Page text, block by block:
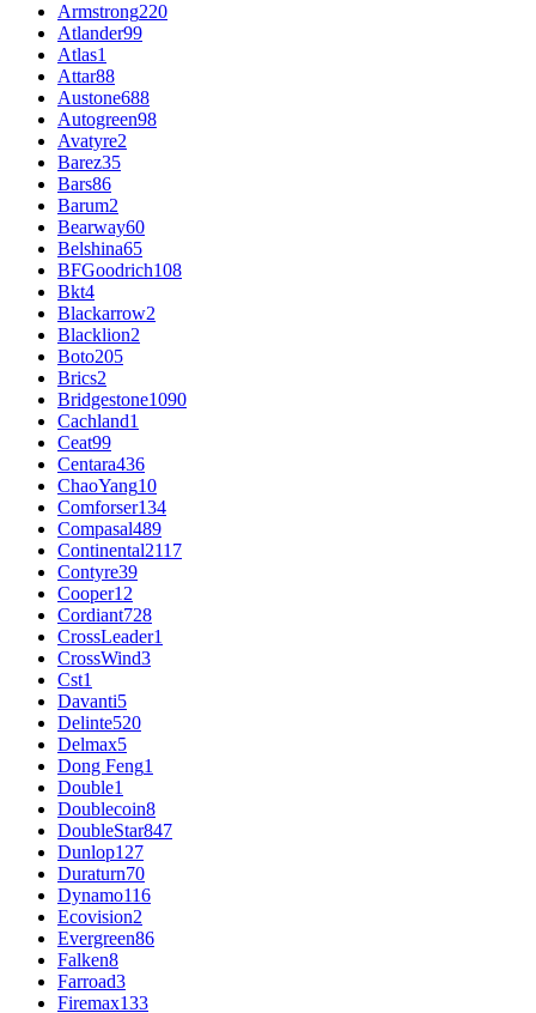
Armstrong220
Atlander99
Atlas1
Attar88
Austone688
Autogreen98
Avatyre2
Barez35
Bars86
Barum2
Bearway60
Belshina65
BFGoodrich108
Bkt4
Blackarrow2
Blacklion2
Boto205
Brics2
Bridgestone1090
Cachland1
Ceat99
Centara436
ChaoYang10
Comforser134
Compasal489
Continental2117
Contyre39
Cooper12
Cordiant728
CrossLeader1
CrossWind3
Cst1
Davanti5
Delinte520
Delmax5
Dong Feng1
Double1
Doublecoin8
DoubleStar847
Dunlop127
Duraturn70
Dynamo116
Ecovision2
Evergreen86
Falken8
Farroad3
Firemax133